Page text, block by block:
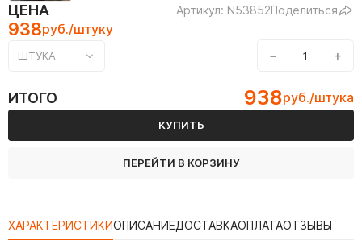
ЦЕНА Артикул: N53852Поделиться
938руб./штуку
ШТУКА − +
ИТОГО 938руб./штука
КУПИТЬ
ПЕРЕЙТИ В КОРЗИНУ
ХАРАКТЕРИСТИКИОПИСАНИЕДОСТАВКАОПЛАТАОТЗЫВЫ